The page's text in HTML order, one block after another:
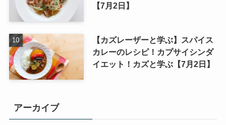
【7月2日】
【カズレーザーと学ぶ】スパイス
カレーのレシピ！カプサイシンダ
イエット！カズと学ぶ【7月2日】
アーカイブ